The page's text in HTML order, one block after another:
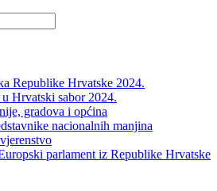
Republike Hrvatske 2024.
Hrvatski sabor 2024.
gradova i općina
nacionalnih manjina
parlament iz Republike Hrvatske